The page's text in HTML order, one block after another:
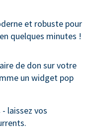
et robuste pour
quelques minutes !
de don sur votre
un widget pop
laissez vos